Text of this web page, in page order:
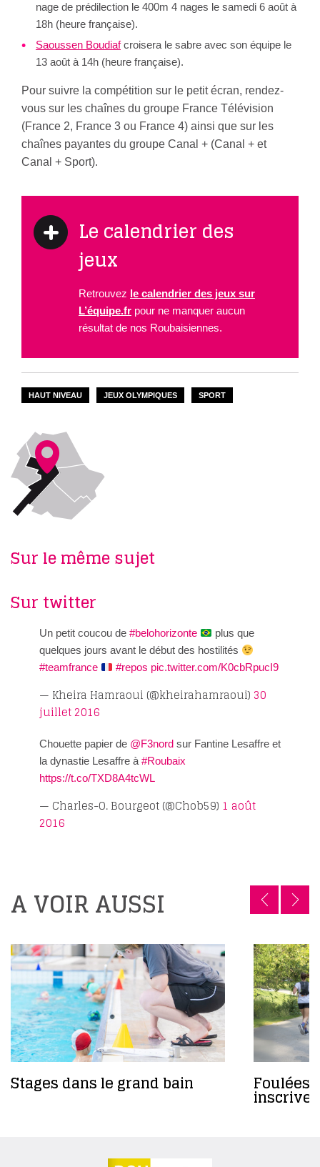
nage de prédilection le 400m 4 nages le samedi 6 août à
18h (heure française).
Saoussen Boudiafcroisera le sabre avec son équipe le
13 août à 14h (heure française).
Pour suivre la compétition sur le petit écran, rendez-
vous sur les chaînes du groupe France Télévision
(France 2, France 3 ou France 4) ainsi que sur les
chaînes payantes du groupe Canal + (Canal + et
Canal + Sport).
Le calendrier des
jeux
Retrouvez le calendrier des jeux sur
L’équipe.fr pour ne manquer aucun
résultat de nos Roubaisiennes.
HAUT NIVEAU JEUX OLYMPIQUES SPORT
Sur le même sujet
Sur twitter
Un petit coucou de #belohorizonte
plus que
quelques jours avant le début des hostilités
#teamfrance
#repos pic.twitter.com/K0cbRpucI9
— Kheira Hamraoui (@kheirahamraoui) 30
juillet 2016
Chouette papier de @F3nord sur Fantine Lesaffre et
la dynastie Lesaffre à#Roubaix
https://t.co/TXD8A4tcWL
— Charles-O. Bourgeot (@Chob59) 1 août
2016
A VOIR AUSSI
Stages dans le grand bain Foulées